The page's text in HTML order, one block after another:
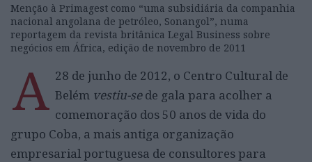
Menção à Primagest como “uma subsidiária da companhia
nacional angolana de petróleo, Sonangol”, numa
reportagem da revista britânica Legal Business sobre
negócios em África, edição de novembro de 2011
A 28 de junho de 2012, o Centro Cultural de
Belém vestiu-sede gala para acolher a
comemoração dos 50 anos de vida do
grupo Coba, a mais antiga organização
empresarial portuguesa de consultores para